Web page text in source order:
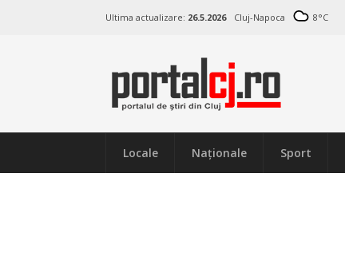
Ultima actualizare: 26.5.2026 Cluj-Napoca 8°C
Locale Naţionale Sport